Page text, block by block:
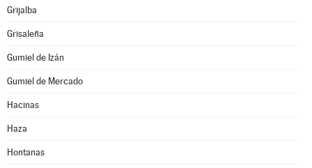
Grijalba
Grisaleña
Gumiel de Izán
Gumiel de Mercado
Hacinas
Haza
Hontanas